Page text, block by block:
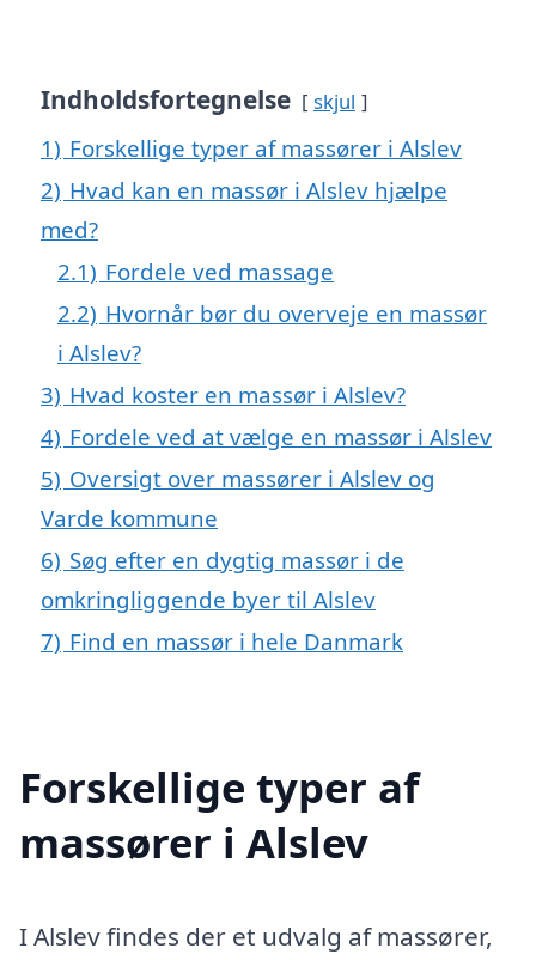
Indholdsfortegnelse skjul
1) Forskellige typer af massører i Alslev
2) Hvad kan en massør i Alslev hjælpe
med?
2.1) Fordele ved massage
2.2) Hvornår bør du overveje en massør
i Alslev?
3) Hvad koster en massør i Alslev?
4) Fordele ved at vælge en massør i Alslev
5) Oversigt over massører i Alslev og
Varde kommune
6) Søg efter en dygtig massør i de
omkringliggende byer til Alslev
7) Find en massør i hele Danmark
Forskellige typer af
massører i Alslev
I Alslev findes der et udvalg af massører,